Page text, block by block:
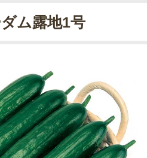
ム露地1号